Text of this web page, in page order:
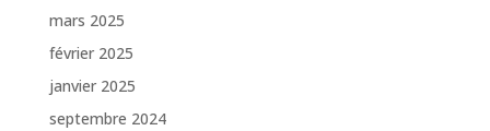
mars 2025
février 2025
janvier 2025
septembre 2024